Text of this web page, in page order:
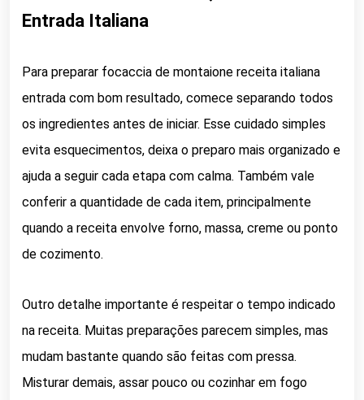
Entrada Italiana
Para preparar focaccia de montaione receita italiana
entrada com bom resultado, comece separando todos
os ingredientes antes de iniciar. Esse cuidado simples
evita esquecimentos, deixa o preparo mais organizado e
ajuda a seguir cada etapa com calma. Também vale
conferir a quantidade de cada item, principalmente
quando a receita envolve forno, massa, creme ou ponto
de cozimento.
Outro detalhe importante é respeitar o tempo indicado
na receita. Muitas preparações parecem simples, mas
mudam bastante quando são feitas com pressa.
Misturar demais, assar pouco ou cozinhar em fogo